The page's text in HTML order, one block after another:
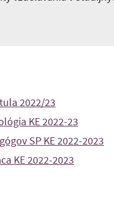
2022/23
KE 2022-23
SP KE 2022-2023
KE 2022-2023